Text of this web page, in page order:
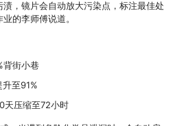
渍，镜片会自动放大污染点，标注最佳处
的李师傅说道。
背街小巷
至91%
天压缩至72小时